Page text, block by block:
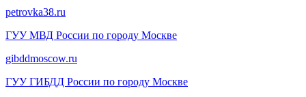
petrovka38.ru
ГУУ МВД России по городу Москве
gibddmoscow.ru
ГУУ ГИБДД России по городу Москве